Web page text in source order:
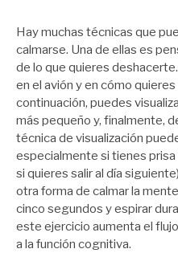
Hay muchas técnicas que
calmarse. Una de ellas es
de lo que quieres
en el avión y en cómo
continuación, puedes
más pequeño y, finalmente,
técnica de visualización
especialmente si tienes
si quieres salir al día
otra forma de calmar la
cinco segundos y espirar
este ejercicio aumenta el
a la función cognitiva.